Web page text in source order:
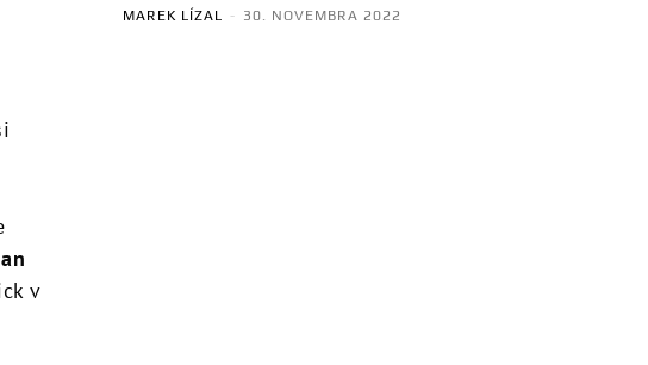
v
MAREK LÍZAL - 30. NOVEMBRA 2022